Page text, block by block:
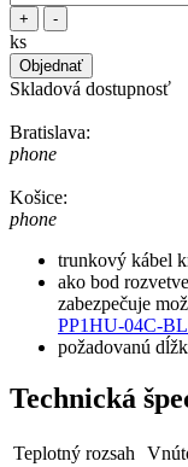
+ -
ks
Objednať
Skladová dostupnosť
Bratislava:
phone
Košice:
phone
trunkový kábel
ako bod
zabezpečuje
PP1HU-04C-
požadovanú
Technická
Teplotný rozsah